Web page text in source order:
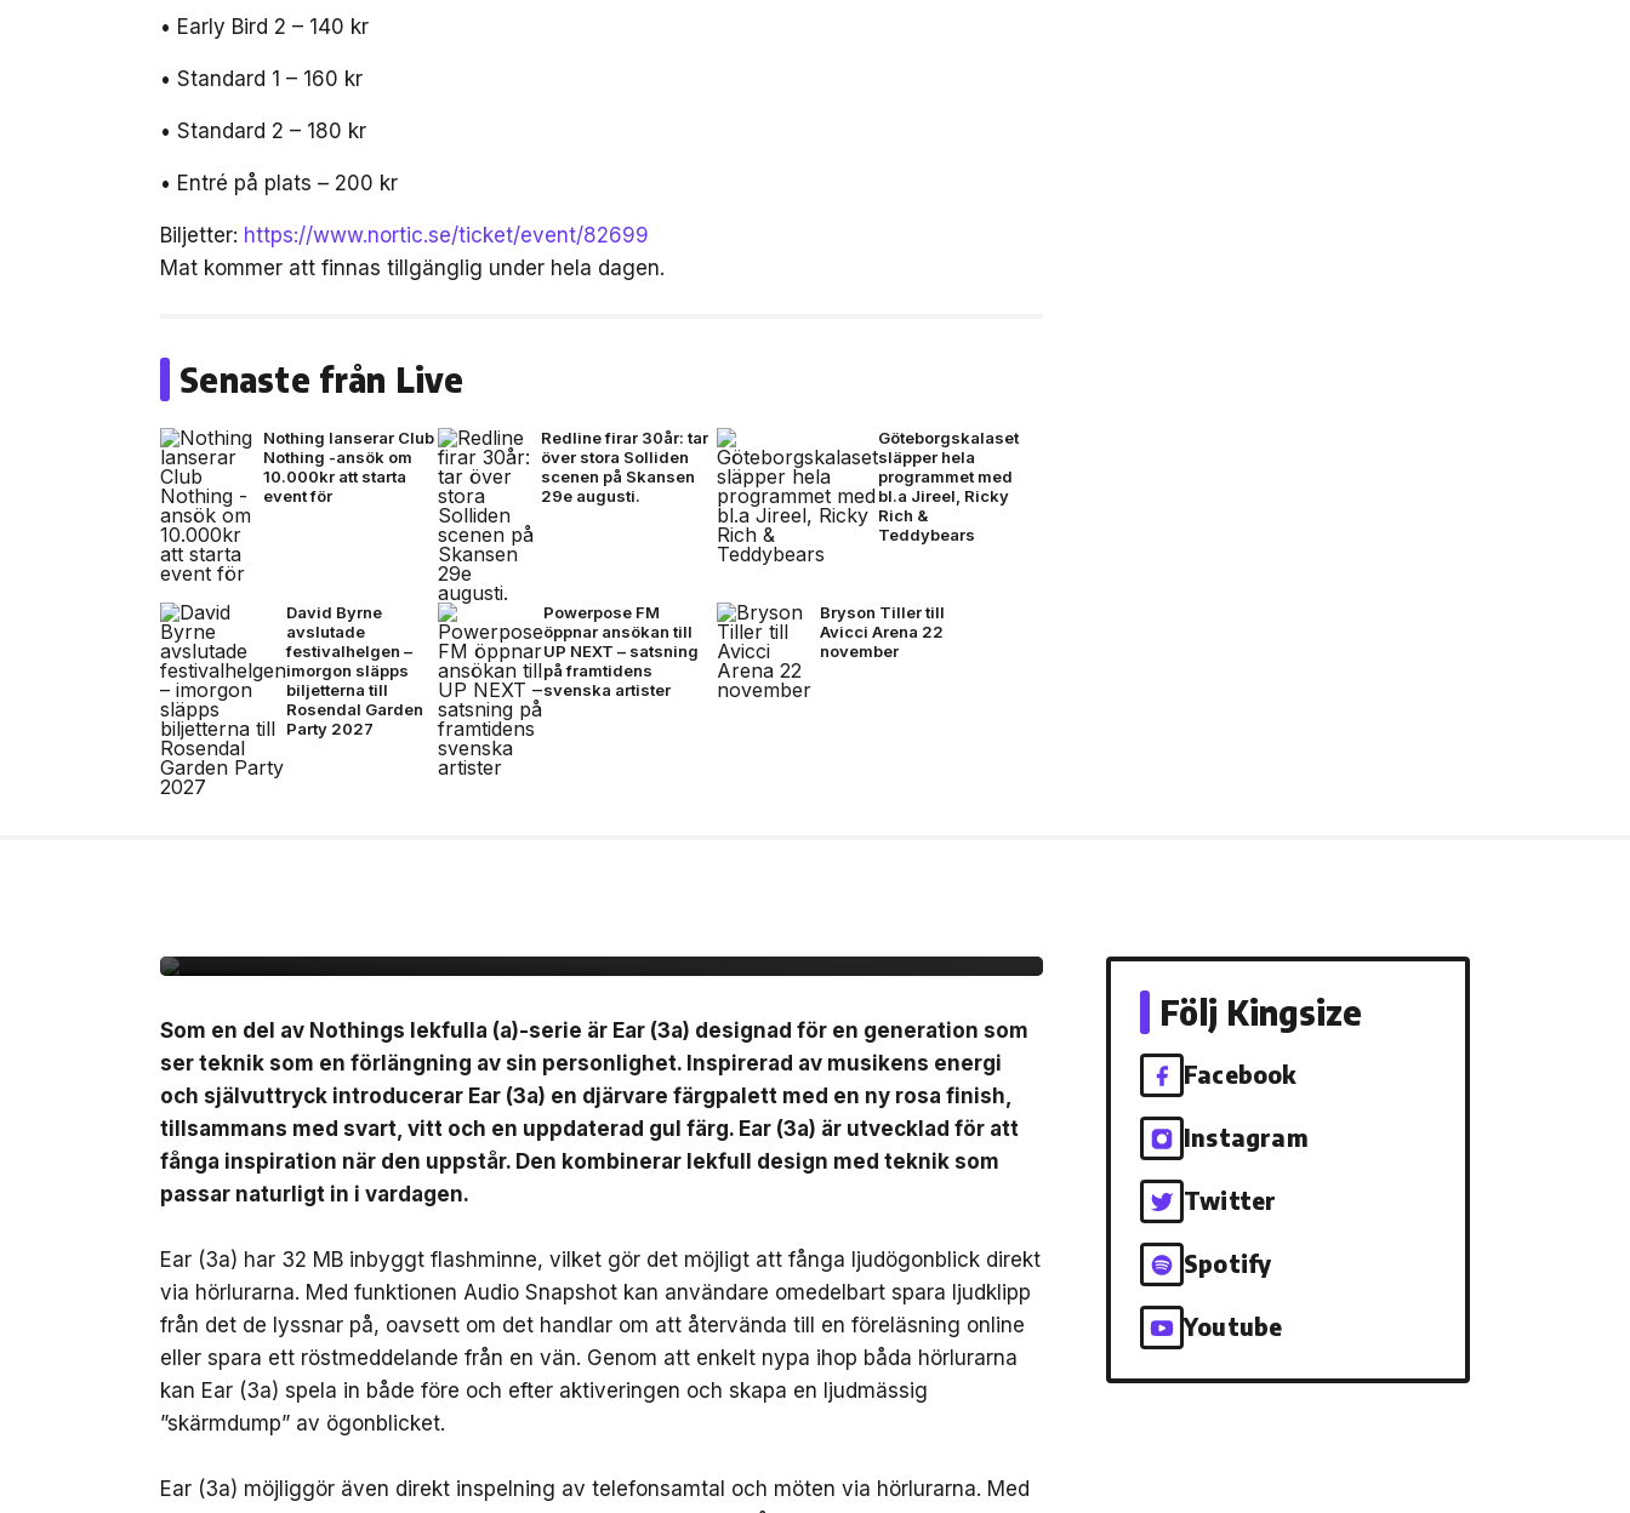
• Early Bird 2 – 140 kr
• Standard 1 – 160 kr
• Standard 2 – 180 kr
• Entré på plats – 200 kr
Biljetter: https://www.nortic.se/ticket/event/82699
Mat kommer att finnas tillgänglig under hela dagen.
Senaste från Live
Nothing lanserar Club
Nothing -ansök om
10.000kr att starta
event för
Redline firar 30år: tar
över stora Solliden
scenen på Skansen
29e augusti.
Göteborgskalaset
släpper hela
programmet med
bl.a Jireel, Ricky
Rich &
Teddybears
David Byrne
avslutade
festivalhelgen –
imorgon släpps
biljetterna till
Rosendal Garden
Party 2027
Powerpose FM
öppnar ansökan till
UP NEXT – satsning
på framtidens
svenska artister
Bryson Tiller till
Avicci Arena 22
november
Som en del av Nothings lekfulla (a)-serie är Ear (3a) designad för en generation som
ser teknik som en förlängning av sin personlighet. Inspirerad av musikens energi
och självuttryck introducerar Ear (3a) en djärvare färgpalett med en ny rosa finish,
tillsammans med svart, vitt och en uppdaterad gul färg. Ear (3a) är utvecklad för att
fånga inspiration när den uppstår. Den kombinerar lekfull design med teknik som
passar naturligt in i vardagen.
Ear (3a) har 32 MB inbyggt flashminne, vilket gör det möjligt att fånga ljudögonblick direkt
via hörlurarna. Med funktionen Audio Snapshot kan användare omedelbart spara ljudklipp
från det de lyssnar på, oavsett om det handlar om att återvända till en föreläsning online
eller spara ett röstmeddelande från en vän. Genom att enkelt nypa ihop båda hörlurarna
kan Ear (3a) spela in både före och efter aktiveringen och skapa en ljudmässig
”skärmdump” av ögonblicket.
Ear (3a) möjliggör även direkt inspelning av telefonsamtal och möten via hörlurarna. Med
Följ Kingsize
Facebook
Instagram
Twitter
Spotify
Youtube